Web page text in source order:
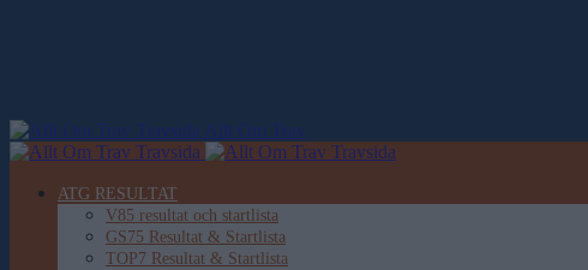
Allt Om Trav
ATG RESULTAT
V85 resultat och startlista
GS75 Resultat & Startlista
TOP7 Resultat & Startlista